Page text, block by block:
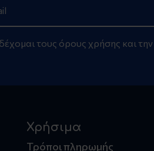
τους όρους χρήσης και την
Χρήσιμα
Τρόποι πληρωμής